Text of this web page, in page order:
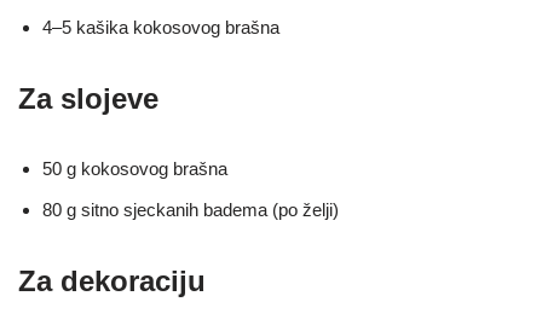
4–5 kašika kokosovog brašna
Za slojeve
50 g kokosovog brašna
80 g sitno sjeckanih badema (po želji)
Za dekoraciju